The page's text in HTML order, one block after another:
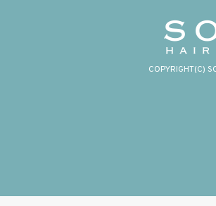
COPYRIGHT(C)